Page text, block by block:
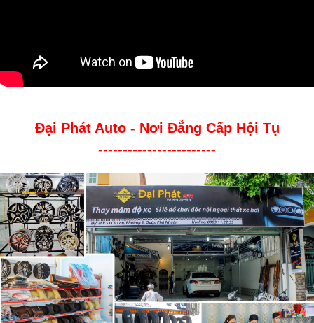
Đại Phát Auto - Nơi Đẳng Cấp Hội Tụ
------------------------